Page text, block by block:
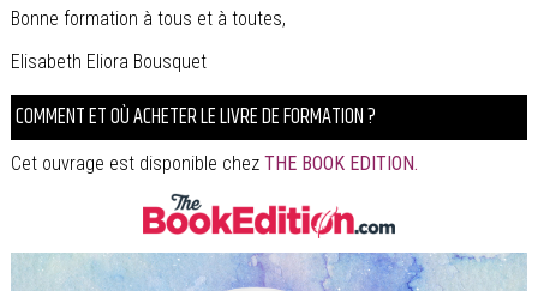
Bonne formation à tous et à toutes,
Elisabeth Eliora Bousquet
COMMENT ET OÙ ACHETER LE LIVRE DE FORMATION ?
Cet ouvrage est disponible chez THE BOOK EDITION.